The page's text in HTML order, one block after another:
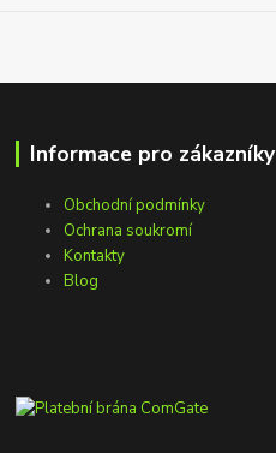
Informace pro zákazníky
Obchodní podmínky
Ochrana soukromí
Kontakty
Blog